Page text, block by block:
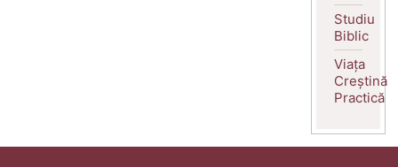
Studiu
Biblic
Viața
Creștină
Practică